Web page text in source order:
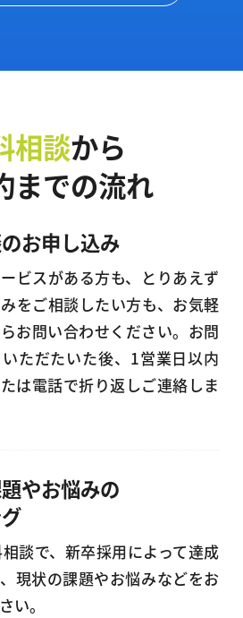
相談から
までの流れ
お申し込み
ビスがある方も、とりあえず
をご相談したい方も、お気軽
お問い合わせください。お問
ただたいた後、1営業日以内
は電話で折り返しご連絡しま
やお悩みの
談で、新卒採用によって達成
現状の課題やお悩みなどをお
い。